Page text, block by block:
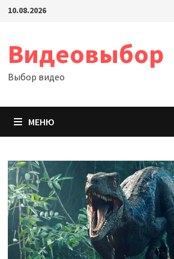
Перейти
10.08.2026
Видеовыбор
Выбор видео
МЕНЮ